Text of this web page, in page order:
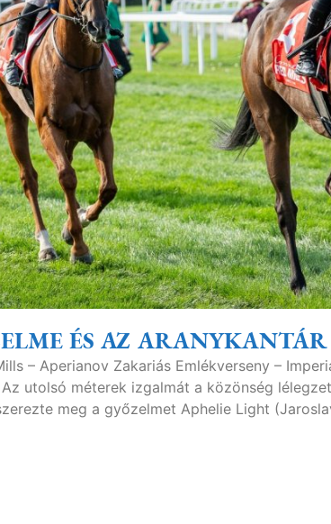
ÉS AZ
– Aperianov Zakariás Emlékverseny –
utolsó méterek izgalmát a közönség
meg a győzelmet Aphelie Light